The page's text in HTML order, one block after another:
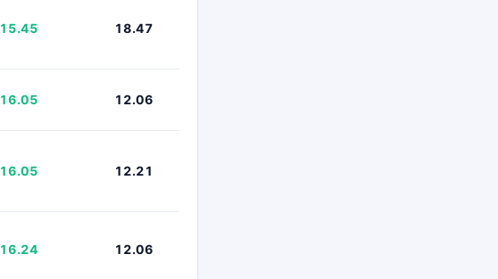
15.45 18.47
16.05 12.06
16.05 12.21
16.24 12.06